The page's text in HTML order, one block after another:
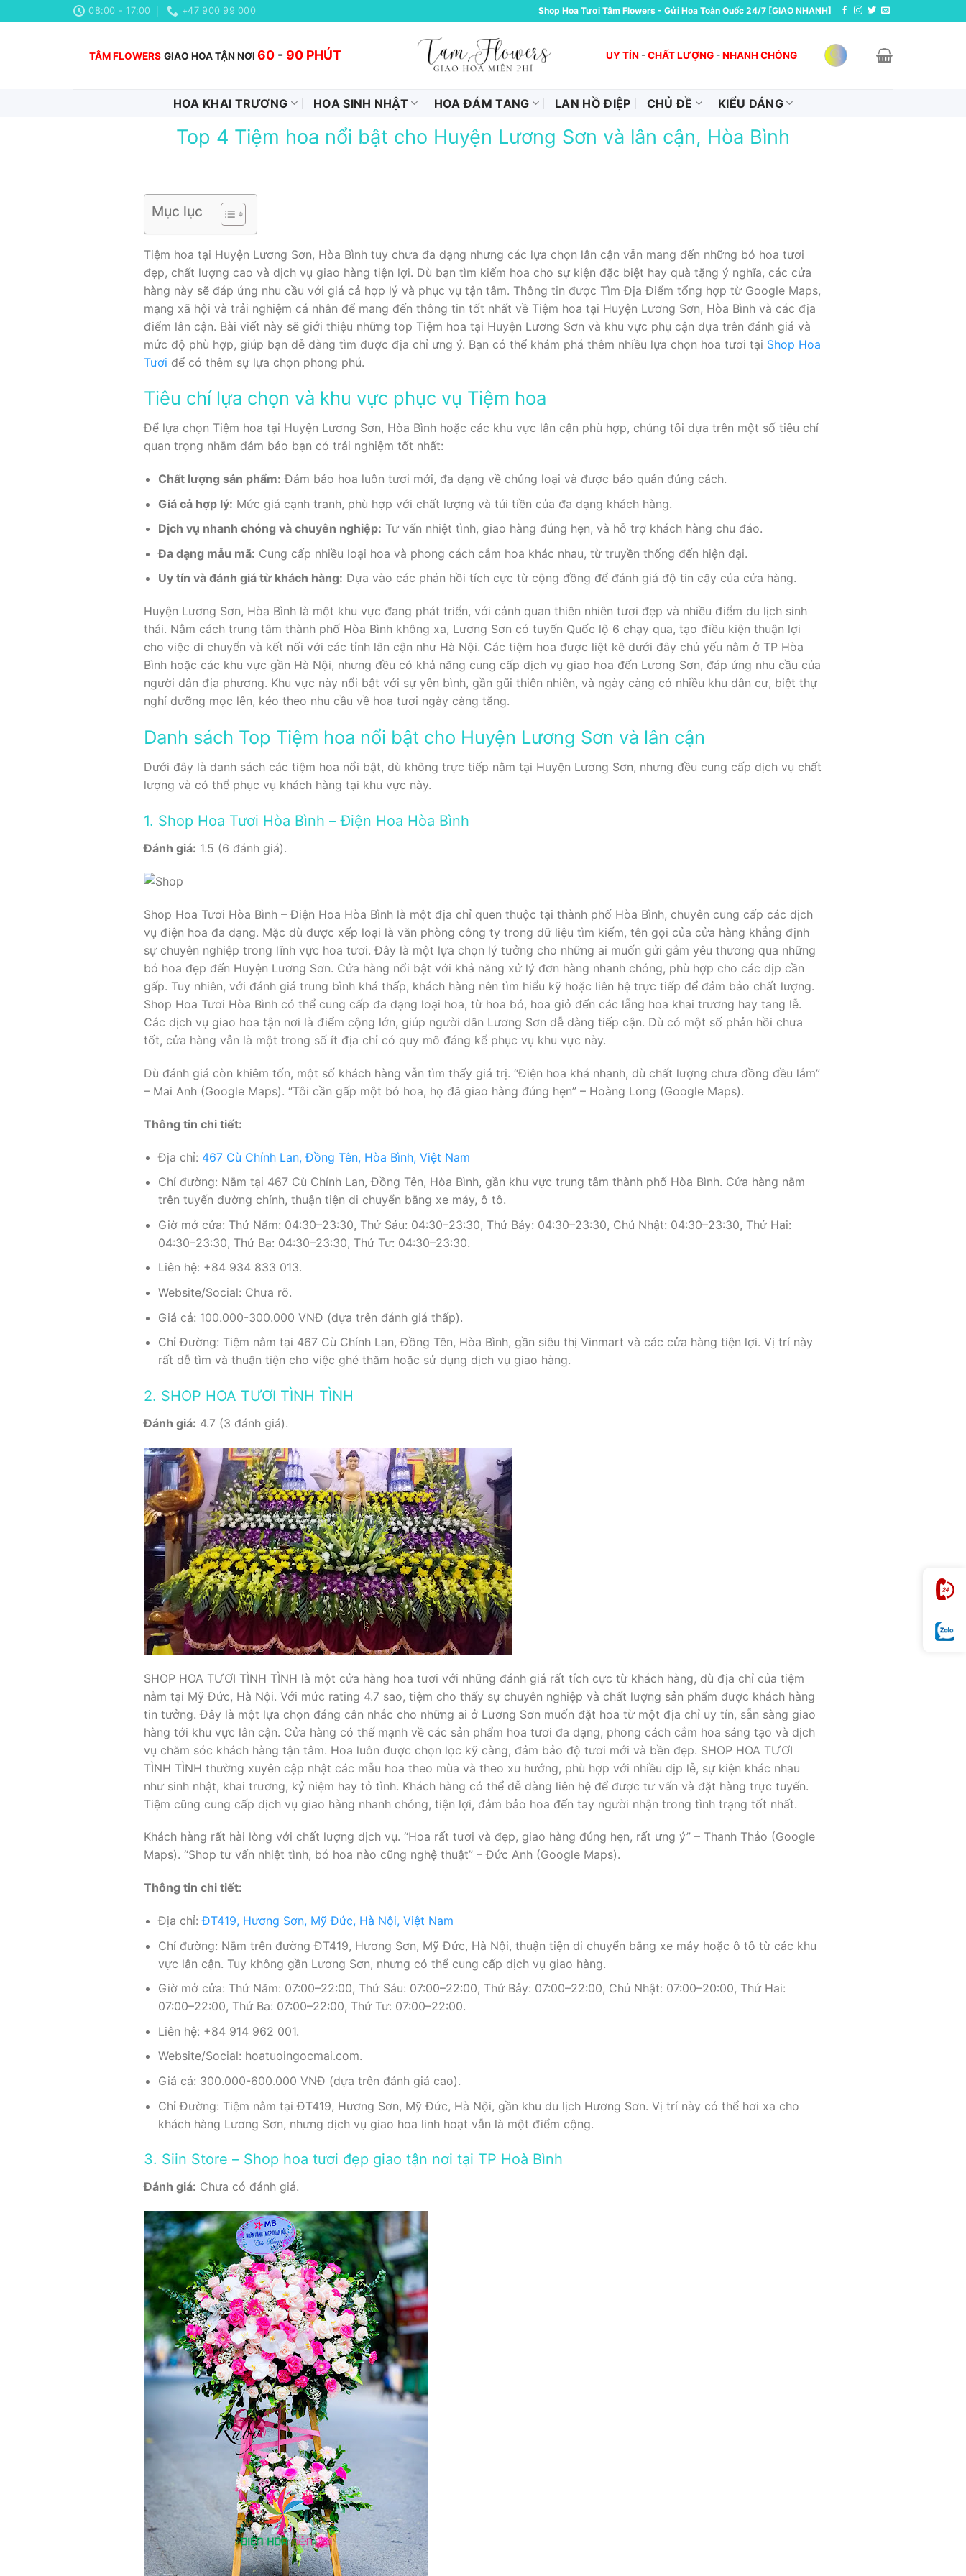
đến
08:00 - 17:00 +47 900 99 000 Shop Hoa Tươi Tâm Flowers - Gửi Hoa Toàn Quốc 24/7 [GIAO NHANH]
TÂM FLOWERS GIAO HOA TẬN NƠI 60 - 90 PHÚT UY TÍN -CHẤT LƯỢNG -NHANH CHÓNG
HOA KHAI TRƯƠNG HOA SINH NHẬT HOA ĐÁM TANG LAN HỒ ĐIỆP CHỦ ĐỀ KIỂU DÁNG
Top 4 Tiệm hoa nổi bật cho Huyện Lương Sơn và lân cận, Hòa Bình
Mục lục
Tiệm hoa tại Huyện Lương Sơn, Hòa Bình tuy chưa đa dạng nhưng các lựa chọn lân cận vẫn mang đến những bó hoa tươi
đẹp, chất lượng cao và dịch vụ giao hàng tiện lợi. Dù bạn tìm kiếm hoa cho sự kiện đặc biệt hay quà tặng ý nghĩa, các cửa
hàng này sẽ đáp ứng nhu cầu với giá cả hợp lý và phục vụ tận tâm. Thông tin được Tìm Địa Điểm tổng hợp từ Google Maps,
mạng xã hội và trải nghiệm cá nhân để mang đến thông tin tốt nhất về Tiệm hoa tại Huyện Lương Sơn, Hòa Bình và các địa
điểm lân cận. Bài viết này sẽ giới thiệu những top Tiệm hoa tại Huyện Lương Sơn và khu vực phụ cận dựa trên đánh giá và
mức độ phù hợp, giúp bạn dễ dàng tìm được địa chỉ ưng ý. Bạn có thể khám phá thêm nhiều lựa chọn hoa tươi tại Shop Hoa
Tươi để có thêm sự lựa chọn phong phú.
Tiêu chí lựa chọn và khu vực phục vụ Tiệm hoa
Để lựa chọn Tiệm hoa tại Huyện Lương Sơn, Hòa Bình hoặc các khu vực lân cận phù hợp, chúng tôi dựa trên một số tiêu chí
quan trọng nhằm đảm bảo bạn có trải nghiệm tốt nhất:
Chất lượng sản phẩm: Đảm bảo hoa luôn tươi mới, đa dạng về chủng loại và được bảo quản đúng cách.
Giá cả hợp lý: Mức giá cạnh tranh, phù hợp với chất lượng và túi tiền của đa dạng khách hàng.
Dịch vụ nhanh chóng và chuyên nghiệp: Tư vấn nhiệt tình, giao hàng đúng hẹn, và hỗ trợ khách hàng chu đáo.
Đa dạng mẫu mã: Cung cấp nhiều loại hoa và phong cách cắm hoa khác nhau, từ truyền thống đến hiện đại.
Uy tín và đánh giá từ khách hàng: Dựa vào các phản hồi tích cực từ cộng đồng để đánh giá độ tin cậy của cửa hàng.
Huyện Lương Sơn, Hòa Bình là một khu vực đang phát triển, với cảnh quan thiên nhiên tươi đẹp và nhiều điểm du lịch sinh
thái. Nằm cách trung tâm thành phố Hòa Bình không xa, Lương Sơn có tuyến Quốc lộ 6 chạy qua, tạo điều kiện thuận lợi
cho việc di chuyển và kết nối với các tỉnh lân cận như Hà Nội. Các tiệm hoa được liệt kê dưới đây chủ yếu nằm ở TP Hòa
Bình hoặc các khu vực gần Hà Nội, nhưng đều có khả năng cung cấp dịch vụ giao hoa đến Lương Sơn, đáp ứng nhu cầu của
người dân địa phương. Khu vực này nổi bật với sự yên bình, gần gũi thiên nhiên, và ngày càng có nhiều khu dân cư, biệt thự
nghỉ dưỡng mọc lên, kéo theo nhu cầu về hoa tươi ngày càng tăng.
Danh sách Top Tiệm hoa nổi bật cho Huyện Lương Sơn và lân cận
Dưới đây là danh sách các tiệm hoa nổi bật, dù không trực tiếp nằm tại Huyện Lương Sơn, nhưng đều cung cấp dịch vụ chất
lượng và có thể phục vụ khách hàng tại khu vực này.
1. Shop Hoa Tươi Hòa Bình – Điện Hoa Hòa Bình
Đánh giá: 1.5 (6 đánh giá).
Shop Hoa Tươi Hòa Bình – Điện Hoa Hòa Bình là một địa chỉ quen thuộc tại thành phố Hòa Bình, chuyên cung cấp các dịch
vụ điện hoa đa dạng. Mặc dù được xếp loại là văn phòng công ty trong dữ liệu tìm kiếm, tên gọi của cửa hàng khẳng định
sự chuyên nghiệp trong lĩnh vực hoa tươi. Đây là một lựa chọn lý tưởng cho những ai muốn gửi gắm yêu thương qua những
bó hoa đẹp đến Huyện Lương Sơn. Cửa hàng nổi bật với khả năng xử lý đơn hàng nhanh chóng, phù hợp cho các dịp cần
gấp. Tuy nhiên, với đánh giá trung bình khá thấp, khách hàng nên tìm hiểu kỹ hoặc liên hệ trực tiếp để đảm bảo chất lượng.
Shop Hoa Tươi Hòa Bình có thể cung cấp đa dạng loại hoa, từ hoa bó, hoa giỏ đến các lẵng hoa khai trương hay tang lễ.
Các dịch vụ giao hoa tận nơi là điểm cộng lớn, giúp người dân Lương Sơn dễ dàng tiếp cận. Dù có một số phản hồi chưa
tốt, cửa hàng vẫn là một trong số ít địa chỉ có quy mô đáng kể phục vụ khu vực này.
Dù đánh giá còn khiêm tốn, một số khách hàng vẫn tìm thấy giá trị. “Điện hoa khá nhanh, dù chất lượng chưa đồng đều lắm”
– Mai Anh (Google Maps). “Tôi cần gấp một bó hoa, họ đã giao hàng đúng hẹn” – Hoàng Long (Google Maps).
Thông tin chi tiết:
Địa chỉ: 467 Cù Chính Lan, Đồng Tên, Hòa Bình, Việt Nam
Chỉ đường: Nằm tại 467 Cù Chính Lan, Đồng Tên, Hòa Bình, gần khu vực trung tâm thành phố Hòa Bình. Cửa hàng nằm
trên tuyến đường chính, thuận tiện di chuyển bằng xe máy, ô tô.
Giờ mở cửa: Thứ Năm: 04:30–23:30, Thứ Sáu: 04:30–23:30, Thứ Bảy: 04:30–23:30, Chủ Nhật: 04:30–23:30, Thứ Hai:
04:30–23:30, Thứ Ba: 04:30–23:30, Thứ Tư: 04:30–23:30.
Liên hệ: +84 934 833 013.
Website/Social: Chưa rõ.
Giá cả: 100.000-300.000 VNĐ (dựa trên đánh giá thấp).
Chỉ Đường: Tiệm nằm tại 467 Cù Chính Lan, Đồng Tên, Hòa Bình, gần siêu thị Vinmart và các cửa hàng tiện lợi. Vị trí này
rất dễ tìm và thuận tiện cho việc ghé thăm hoặc sử dụng dịch vụ giao hàng.
2. SHOP HOA TƯƠI TÌNH TÌNH
Đánh giá: 4.7 (3 đánh giá).
SHOP HOA TƯƠI TÌNH TÌNH là một cửa hàng hoa tươi với những đánh giá rất tích cực từ khách hàng, dù địa chỉ của tiệm
nằm tại Mỹ Đức, Hà Nội. Với mức rating 4.7 sao, tiệm cho thấy sự chuyên nghiệp và chất lượng sản phẩm được khách hàng
tin tưởng. Đây là một lựa chọn đáng cân nhắc cho những ai ở Lương Sơn muốn đặt hoa từ một địa chỉ uy tín, sẵn sàng giao
hàng tới khu vực lân cận. Cửa hàng có thế mạnh về các sản phẩm hoa tươi đa dạng, phong cách cắm hoa sáng tạo và dịch
vụ chăm sóc khách hàng tận tâm. Hoa luôn được chọn lọc kỹ càng, đảm bảo độ tươi mới và bền đẹp. SHOP HOA TƯƠI
TÌNH TÌNH thường xuyên cập nhật các mẫu hoa theo mùa và theo xu hướng, phù hợp với nhiều dịp lễ, sự kiện khác nhau
như sinh nhật, khai trương, kỷ niệm hay tỏ tình. Khách hàng có thể dễ dàng liên hệ để được tư vấn và đặt hàng trực tuyến.
Tiệm cũng cung cấp dịch vụ giao hàng nhanh chóng, tiện lợi, đảm bảo hoa đến tay người nhận trong tình trạng tốt nhất.
Khách hàng rất hài lòng với chất lượng dịch vụ. “Hoa rất tươi và đẹp, giao hàng đúng hẹn, rất ưng ý” – Thanh Thảo (Google
Maps). “Shop tư vấn nhiệt tình, bó hoa nào cũng nghệ thuật” – Đức Anh (Google Maps).
Thông tin chi tiết:
Địa chỉ:ĐT419, Hương Sơn, Mỹ Đức, Hà Nội, Việt Nam
Chỉ đường: Nằm trên đường ĐT419, Hương Sơn, Mỹ Đức, Hà Nội, thuận tiện di chuyển bằng xe máy hoặc ô tô từ các khu
vực lân cận. Tuy không gần Lương Sơn, nhưng có thể cung cấp dịch vụ giao hàng.
Giờ mở cửa: Thứ Năm: 07:00–22:00, Thứ Sáu: 07:00–22:00, Thứ Bảy: 07:00–22:00, Chủ Nhật: 07:00–20:00, Thứ Hai:
07:00–22:00, Thứ Ba: 07:00–22:00, Thứ Tư: 07:00–22:00.
Liên hệ: +84 914 962 001.
Website/Social: hoatuoingocmai.com.
Giá cả: 300.000-600.000 VNĐ (dựa trên đánh giá cao).
Chỉ Đường: Tiệm nằm tại ĐT419, Hương Sơn, Mỹ Đức, Hà Nội, gần khu du lịch Hương Sơn. Vị trí này có thể hơi xa cho
khách hàng Lương Sơn, nhưng dịch vụ giao hoa linh hoạt vẫn là một điểm cộng.
3. Siin Store – Shop hoa tươi đẹp giao tận nơi tại TP Hoà Bình
Đánh giá: Chưa có đánh giá.